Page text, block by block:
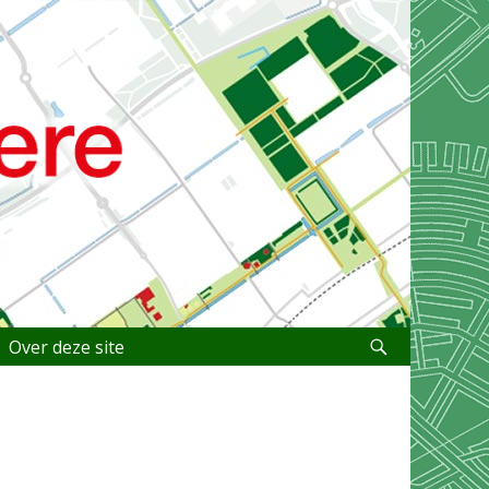
Over deze site